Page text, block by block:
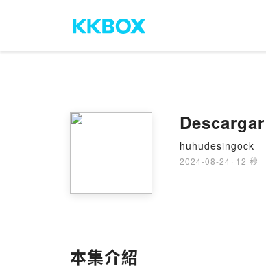
huhudesingock
2024-08-24 · 12 秒
本集介紹